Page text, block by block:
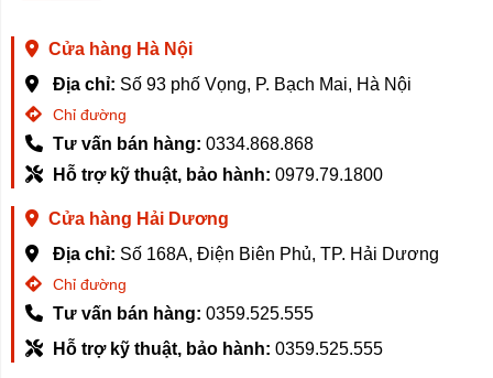
Cửa hàng Hà Nội
Địa chỉ: Số 93 phố Vọng, P. Bạch Mai, Hà Nội
Chỉ đường
Tư vấn bán hàng: 0334.868.868
Hỗ trợ kỹ thuật, bảo hành: 0979.79.1800
Cửa hàng Hải Dương
Địa chỉ: Số 168A, Điện Biên Phủ, TP. Hải Dương
Chỉ đường
Tư vấn bán hàng: 0359.525.555
Hỗ trợ kỹ thuật, bảo hành: 0359.525.555